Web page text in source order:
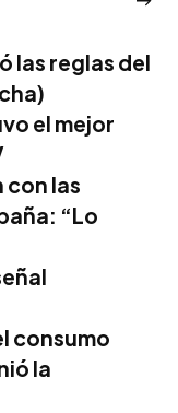
las reglas del
el mejor
con las
“Lo
consumo
la